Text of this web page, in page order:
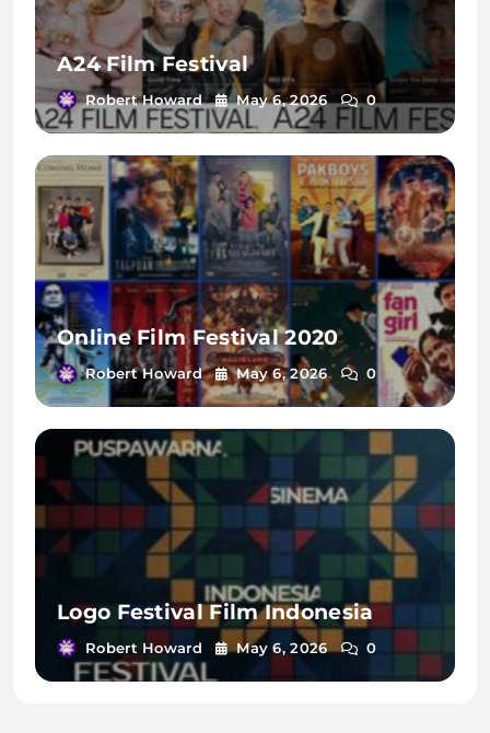
A24 Film Festival
Robert Howard May 6, 2026 0
Online Film Festival 2020
Robert Howard May 6, 2026 0
Logo Festival Film Indonesia
Robert Howard May 6, 2026 0